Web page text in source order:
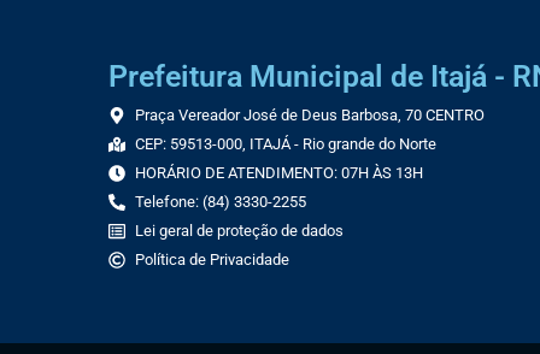
Prefeitura Municipal de Itajá -
Praça Vereador José de Deus Barbosa, 70 CENTRO
CEP: 59513-000, ITAJÁ - Rio grande do Norte
HORÁRIO DE ATENDIMENTO: 07H ÀS 13H
Telefone: (84) 3330-2255
Lei geral de proteção de dados
Política de Privacidade